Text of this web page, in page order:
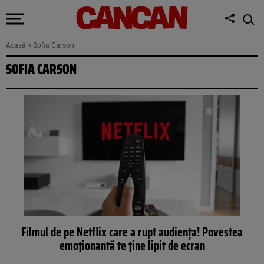
Acasă » Sofia Carson
SOFIA CARSON
Filmul de pe Netflix care a rupt audiența! Povestea
emoționantă te ține lipit de ecran